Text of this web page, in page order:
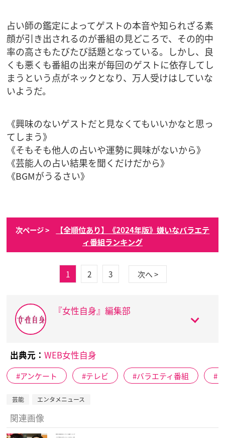
占い師の鑑定によってゲストの本音や知られざる素
顔が引き出されるのが番組の見どころで、その的中
率の高さもたびたび話題となっている。しかし、良
くも悪くも番組の出来が毎回のゲストに依存してし
まうという点がネックとなり、万人受けはしていな
いようだ。
《興味のないゲストだと見なくてもいいかなと思っ
てしまう》
《そもそも他人の占いや運勢に興味がないから》
《芸能人の占い結果を聞くだけだから》
《BGMがうるさい》
次ページ >
【全順位あり】《2024年版》嫌いなバラエテ
ィ番組ランキング
1 2 3 次へ >
『女性自身』編集部
出典元： WEB女性自身
アンケート テレビ バラエティ番組
芸能 エンタメニュース
関連画像